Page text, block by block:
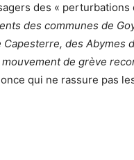
des « perturbations
des communes de
des Abymes
mouvement de grève
qui ne rassure pas